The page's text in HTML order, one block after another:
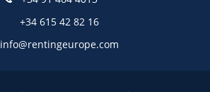
+34 615 42 82 16
info@rentingeurope.com